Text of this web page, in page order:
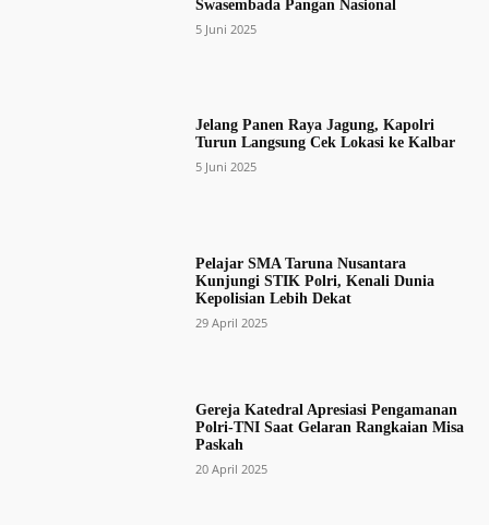
Swasembada Pangan Nasional
5 Juni 2025
Jelang Panen Raya Jagung, Kapolri
Turun Langsung Cek Lokasi ke Kalbar
5 Juni 2025
Pelajar SMA Taruna Nusantara
Kunjungi STIK Polri, Kenali Dunia
Kepolisian Lebih Dekat
29 April 2025
Gereja Katedral Apresiasi Pengamanan
Polri-TNI Saat Gelaran Rangkaian Misa
Paskah
20 April 2025